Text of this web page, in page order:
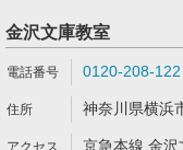
金沢文庫教室
0120-208-122
神奈川県横浜
京急本線 金